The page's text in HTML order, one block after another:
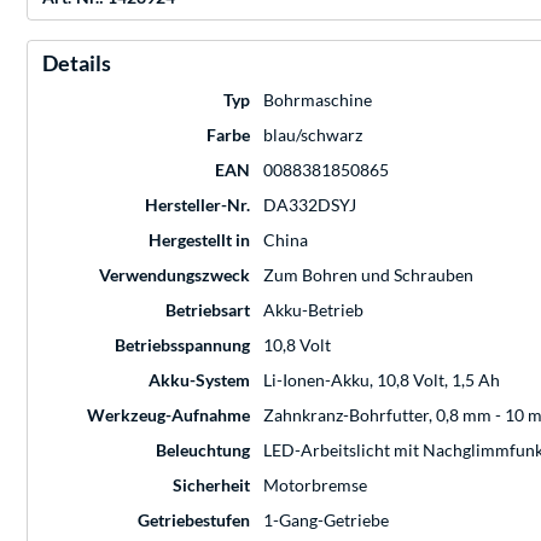
Details
Typ
Bohrmaschine
Farbe
blau/schwarz
EAN
0088381850865
Hersteller-Nr.
DA332DSYJ
Hergestellt in
China
Verwendungszweck
Zum Bohren und Schrauben
Betriebsart
Akku-Betrieb
Betriebsspannung
10,8 Volt
Akku-System
Li-Ionen-Akku, 10,8 Volt, 1,5 Ah
Werkzeug-Aufnahme
Zahnkranz-Bohrfutter, 0,8 mm - 10
Beleuchtung
LED-Arbeitslicht mit
Sicherheit
Motorbremse
Getriebestufen
1-Gang-Getriebe